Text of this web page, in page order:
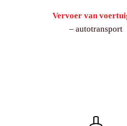
Vervoer van
– autotransport